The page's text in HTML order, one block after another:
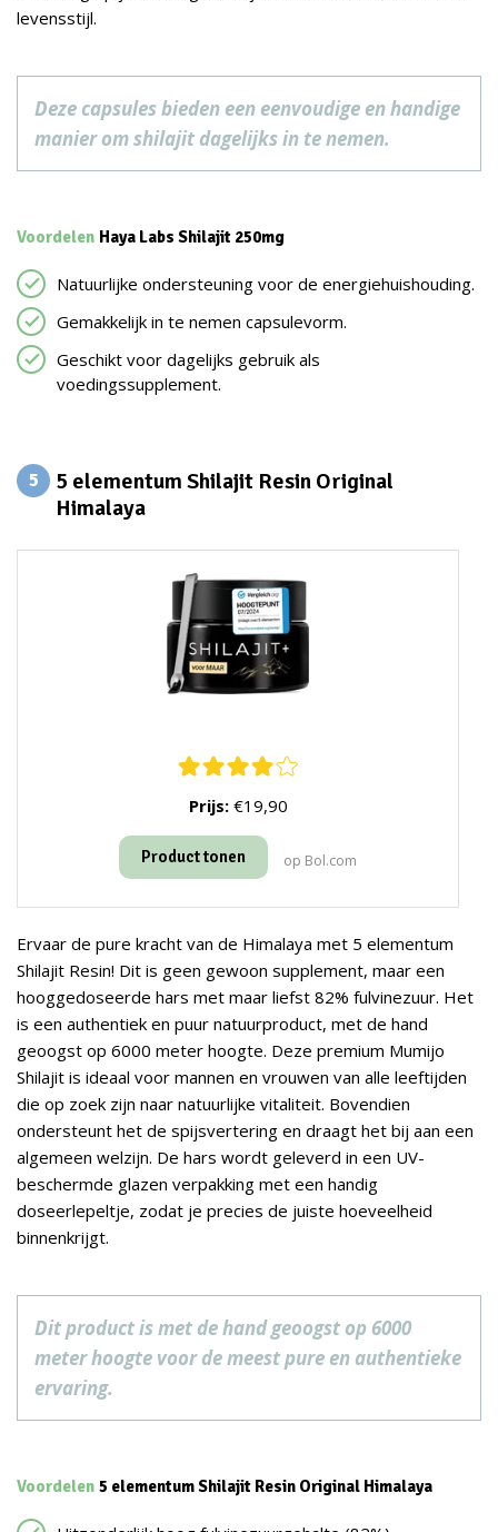
levensstijl.
Deze capsules bieden een eenvoudige en handige
manier om shilajit dagelijks in te nemen.
Voordelen Haya Labs Shilajit 250mg
Natuurlijke ondersteuning voor de energiehuishouding.
Gemakkelijk in te nemen capsulevorm.
Geschikt voor dagelijks gebruik als
voedingssupplement.
5
5 elementum Shilajit Resin Original
Himalaya
Prijs:€19,90
Product tonen op Bol.com
Ervaar de pure kracht van de Himalaya met 5 elementum
Shilajit Resin! Dit is geen gewoon supplement, maar een
hooggedoseerde hars met maar liefst 82% fulvinezuur. Het
is een authentiek en puur natuurproduct, met de hand
geoogst op 6000 meter hoogte. Deze premium Mumijo
Shilajit is ideaal voor mannen en vrouwen van alle leeftijden
die op zoek zijn naar natuurlijke vitaliteit. Bovendien
ondersteunt het de spijsvertering en draagt het bij aan een
algemeen welzijn. De hars wordt geleverd in een UV-
beschermde glazen verpakking met een handig
doseerlepeltje, zodat je precies de juiste hoeveelheid
binnenkrijgt.
Dit product is met de hand geoogst op 6000
meter hoogte voor de meest pure en authentieke
ervaring.
Voordelen 5 elementum Shilajit Resin Original Himalaya